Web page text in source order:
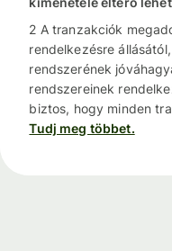
2 A tranzakciók
rendelkezésre
rendszerének
rendszereinek
biztos, hogy minden
Tudj meg többet.